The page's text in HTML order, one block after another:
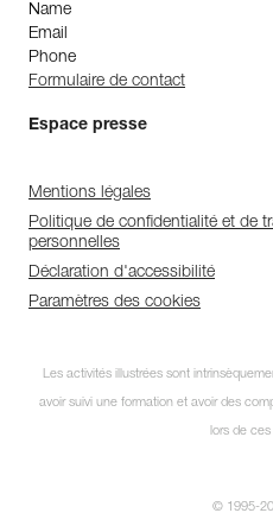
Name
Email
Phone
Formulaire de contact
Espace presse
Mentions légales
Politique de confidentialité et de
personnelles
Déclaration d'accessibilité
Paramètres des cookies
Les activités illustrées sont
avoir suivi une formation et avoir des
lors de
© 1995-